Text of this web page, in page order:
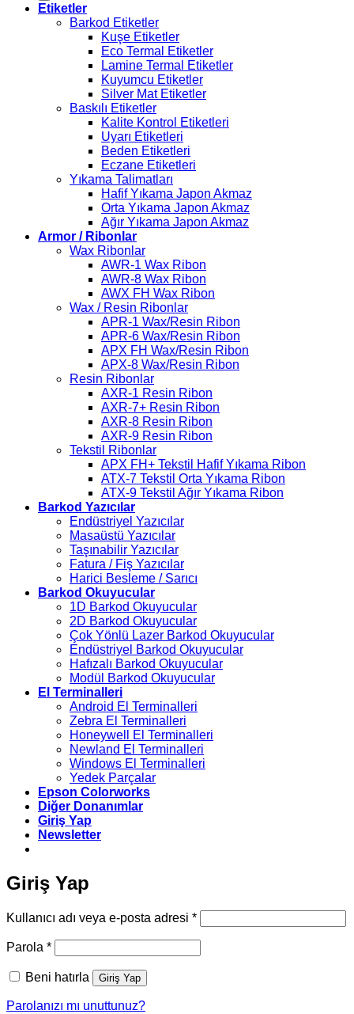
Etiketler
Barkod Etiketler
Kuşe Etiketler
Eco Termal Etiketler
Lamine Termal Etiketler
Kuyumcu Etiketler
Silver Mat Etiketler
Baskılı Etiketler
Kalite Kontrol Etiketleri
Uyarı Etiketleri
Beden Etiketleri
Eczane Etiketleri
Yıkama Talimatları
Hafif Yıkama Japon Akmaz
Orta Yıkama Japon Akmaz
Ağır Yıkama Japon Akmaz
Armor / Ribonlar
Wax Ribonlar
AWR-1 Wax Ribon
AWR-8 Wax Ribon
AWX FH Wax Ribon
Wax / Resin Ribonlar
APR-1 Wax/Resin Ribon
APR-6 Wax/Resin Ribon
APX FH Wax/Resin Ribon
APX-8 Wax/Resin Ribon
Resin Ribonlar
AXR-1 Resin Ribon
AXR-7+ Resin Ribon
AXR-8 Resin Ribon
AXR-9 Resin Ribon
Tekstil Ribonlar
APX FH+ Tekstil Hafif Yıkama Ribon
ATX-7 Tekstil Orta Yıkama Ribon
ATX-9 Tekstil Ağır Yıkama Ribon
Barkod Yazıcılar
Endüstriyel Yazıcılar
Masaüstü Yazıcılar
Taşınabilir Yazıcılar
Fatura / Fiş Yazıcılar
Harici Besleme / Sarıcı
Barkod Okuyucular
1D Barkod Okuyucular
2D Barkod Okuyucular
Çok Yönlü Lazer Barkod Okuyucular
Endüstriyel Barkod Okuyucular
Hafızalı Barkod Okuyucular
Modül Barkod Okuyucular
El Terminalleri
Android El Terminalleri
Zebra El Terminalleri
Honeywell El Terminalleri
Newland El Terminalleri
Windows El Terminalleri
Yedek Parçalar
Epson Colorworks
Diğer Donanımlar
Giriş Yap
Newsletter
Giriş Yap
Kullanıcı adı veya e-posta adresi *Gerekli
Parola *Gerekli
Beni hatırla Giriş Yap
Parolanızı mı unuttunuz?